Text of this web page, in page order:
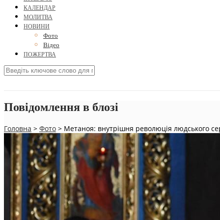
КАЛЕНДАР
МОЛИТВА
НОВИНИ
Фото
Відео
ПОЖЕРТВА
Повідомлення в блозі
Головна > Фото > Метаноя: внутрішня революція людського